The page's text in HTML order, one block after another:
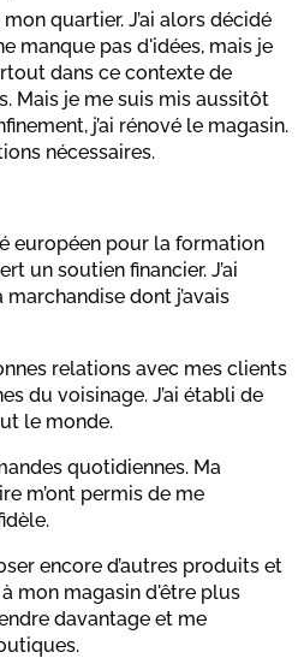
quartier. J’ai alors décidé
manque pas d'idées, mais je
dans ce contexte de
Mais je me suis mis aussitôt
j’ai rénové le magasin.
nécessaires.
européen pour la formation
un soutien financier. J’ai
dont j’avais
relations avec mes clients
du voisinage. J’ai établi de
le monde.
quotidiennes. Ma
m’ont permis de me
encore d’autres produits et
mon magasin d'être plus
davantage et me